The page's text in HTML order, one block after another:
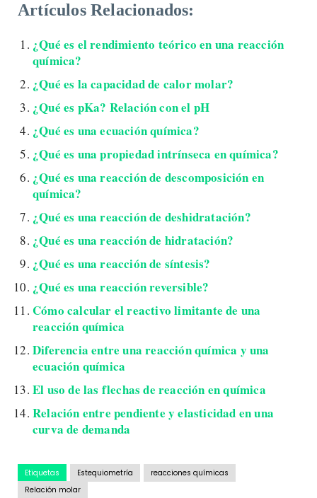
Artículos Relacionados:
¿Qué es el rendimiento teórico en una reacción
química?
¿Qué es la capacidad de calor molar?
¿Qué es pKa? Relación con el pH
¿Qué es una ecuación química?
¿Qué es una propiedad intrínseca en química?
¿Qué es una reacción de descomposición en
química?
¿Qué es una reacción de deshidratación?
¿Qué es una reacción de hidratación?
¿Qué es una reacción de síntesis?
¿Qué es una reacción reversible?
Cómo calcular el reactivo limitante de una
reacción química
Diferencia entre una reacción química y una
ecuación química
El uso de las flechas de reacción en química
Relación entre pendiente y elasticidad en una
curva de demanda
Etiquetas Estequiometría
reacciones químicas
Relación molar